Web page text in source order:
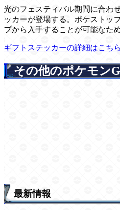
光のフェスティバル期間に合わ
ッカーが登場する。ポケストッ
プから入手することが可能なた
ギフトステッカーの詳細はこちら
その他のポケモン
最新情報